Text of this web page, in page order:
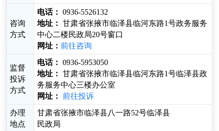
咨询
方式
电话： 0936-5526132
地址： 甘肃省张掖市临泽县临河东路1号政务服务
中心二楼民政局20号窗口
网址：前往咨询
监督
投诉
方式
电话： 0936-5953050
地址： 甘肃省张掖市临泽县临河东路1号临泽县政
务服务中心三楼办公室
网址：
前往投诉
办理
地点
甘肃省张掖市临泽县八一路52号临泽县
民政局